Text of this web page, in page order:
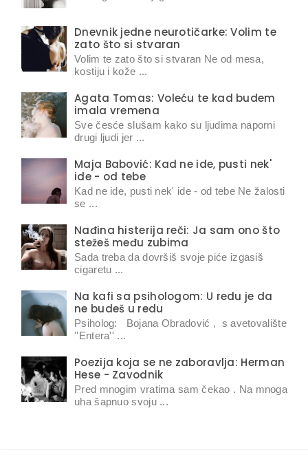
Dnevnik jedne neurotičarke: Volim te
zato što si stvaran
Volim te zato što si stvaran Ne od mesa,
kostiju i kože ...
Agata Tomas: Voleću te kad budem
imala vremena
Sve česće slušam kako su ljudima naporni
drugi ljudi jer ...
Maja Babović: Kad ne ide, pusti nek'
ide - od tebe
Kad ne ide, pusti nek' ide - od tebe Ne žalosti
se ...
Nađina histerija reči: Ja sam ono što
stežeš među zubima
Sada treba da dovršiš svoje piće izgasiš
cigaretu ...
Na kafi sa psihologom: U redu je da
ne budeš u redu
Psiholog: Bojana Obradović , s avetovalište
''Entera'' ...
Poezija koja se ne zaboravlja: Herman
Hese - Zavodnik
Pred mnogim vratima sam čekao . Na mnoga
uha šapnuo svoju ...